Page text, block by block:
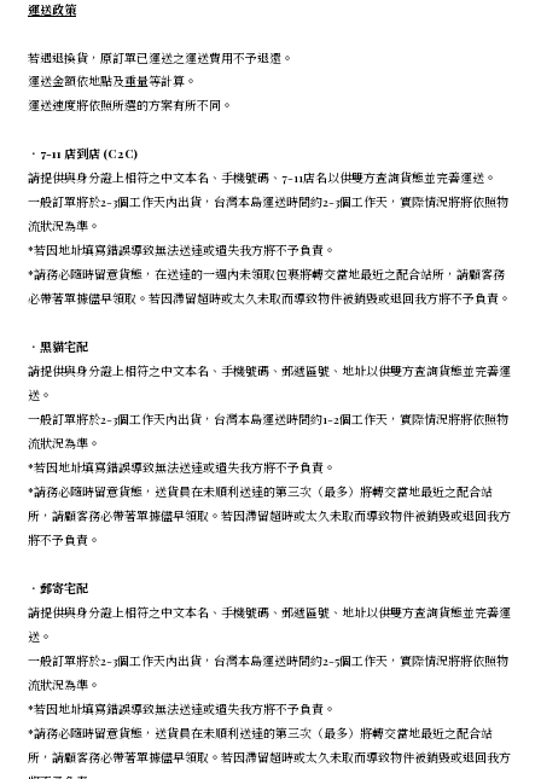
運送政策
若遇退換貨，原訂單已運送之運送費用不予退還。
運送金額依地點及重量等計算。
運送速度將依照所選的方案有所不同。
．7-11 店到店 (C2C)
請提供與身分證上相符之中文本名、手機號碼、7-11店名以供雙方查詢貨態並完善運送。
一般訂單將於2-3個工作天內出貨，台灣本島運送時間約2-3個工作天，實際情況將將依照物
流狀況為準。
*若因地址填寫錯誤導致無法送達或遺失我方將不予負責。
*請務必隨時留意貨態，在送達的一週內未領取包裹將轉交當地最近之配合站所，請顧客務
必帶著單據儘早領取。若因滯留超時或太久未取而導致物件被銷毀或退回我方將不予負責。
． 黑貓宅配
請提供與身分證上相符之中文本名、手機號碼、郵遞區號、地址以供雙方查詢貨態並完善運
送。
一般訂單將於2-3個工作天內出貨，台灣本島運送時間約1-2個工作天，實際情況將將依照物
流狀況為準。
*若因地址填寫錯誤導致無法送達或遺失我方將不予負責。
*請務必隨時留意貨態，送貨員在未順利送達的第三次（最多）將轉交當地最近之配合站
所，請顧客務必帶著單據儘早領取。若因滯留超時或太久未取而導致物件被銷毀或退回我方
將不予負責。
． 郵寄宅配
請提供與身分證上相符之中文本名、手機號碼、郵遞區號、地址以供雙方查詢貨態並完善運
送。
一般訂單將於2-3個工作天內出貨，台灣本島運送時間約2-5個工作天，實際情況將將依照物
流狀況為準。
*若因地址填寫錯誤導致無法送達或遺失我方將不予負責。
*請務必隨時留意貨態，送貨員在未順利送達的第三次（最多）將轉交當地最近之配合站
所，請顧客務必帶著單據儘早領取。若因滯留超時或太久未取而導致物件被銷毀或退回我方